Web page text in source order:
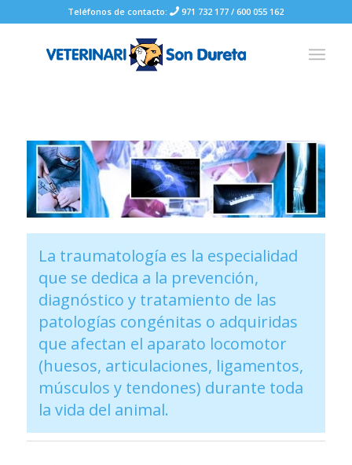
Teléfonos de contacto: 971 732 177 /600 055 162
La traumatología es la especialidad
que se dedica a la prevención,
diagnóstico y tratamiento de las
patologías congénitas o adquiridas
que afectan el aparato locomotor
(huesos, articulaciones, ligamentos,
músculos y tendones) durante toda
la vida del animal.